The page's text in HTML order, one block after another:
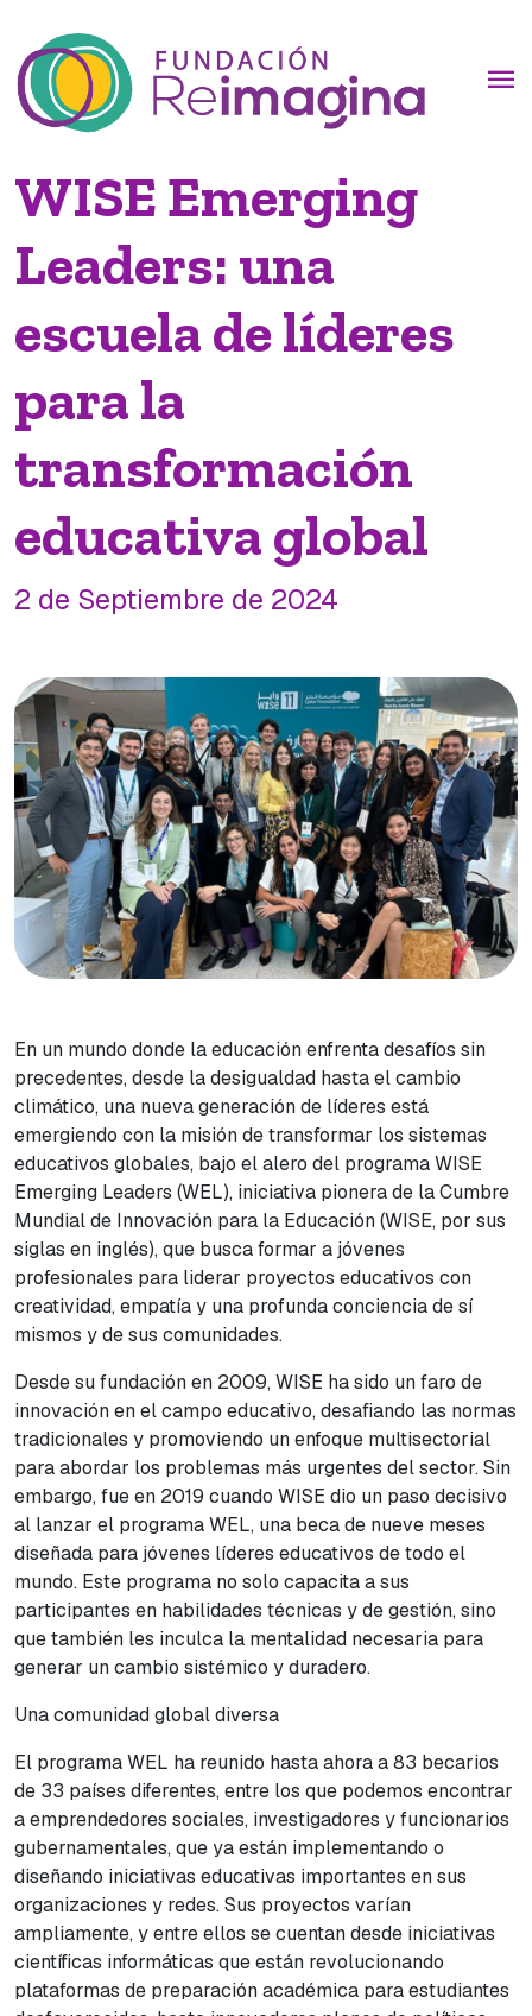
menu
WISE Emerging
Leaders: una
escuela de líderes
para la
transformación
educativa global
2 de Septiembre de 2024
En un mundo donde la educación enfrenta desafíos sin
precedentes, desde la desigualdad hasta el cambio
climático, una nueva generación de líderes está
emergiendo con la misión de transformar los sistemas
educativos globales, bajo el alero del programa WISE
Emerging Leaders (WEL), iniciativa pionera de la Cumbre
Mundial de Innovación para la Educación (WISE, por sus
siglas en inglés), que busca formar a jóvenes
profesionales para liderar proyectos educativos con
creatividad, empatía y una profunda conciencia de sí
mismos y de sus comunidades.
Desde su fundación en 2009, WISE ha sido un faro de
innovación en el campo educativo, desafiando las normas
tradicionales y promoviendo un enfoque multisectorial
para abordar los problemas más urgentes del sector. Sin
embargo, fue en 2019 cuando WISE dio un paso decisivo
al lanzar el programa WEL, una beca de nueve meses
diseñada para jóvenes líderes educativos de todo el
mundo. Este programa no solo capacita a sus
participantes en habilidades técnicas y de gestión, sino
que también les inculca la mentalidad necesaria para
generar un cambio sistémico y duradero.
Una comunidad global diversa
El programa WEL ha reunido hasta ahora a 83 becarios
de 33 países diferentes, entre los que podemos encontrar
a emprendedores sociales, investigadores y funcionarios
gubernamentales, que ya están implementando o
diseñando iniciativas educativas importantes en sus
organizaciones y redes. Sus proyectos varían
ampliamente, y entre ellos se cuentan desde iniciativas
científicas informáticas que están revolucionando
plataformas de preparación académica para estudiantes